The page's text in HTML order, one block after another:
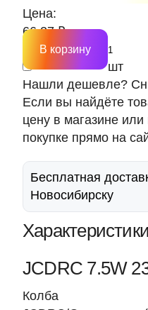
Цена:
66.27 ₽
шт
В корзину
Нашли дешевле?
Если вы найдёте
цену в магазине
покупке прямо на
Бесплатная
Новосибирску
JCDRС 7.5W
Колба